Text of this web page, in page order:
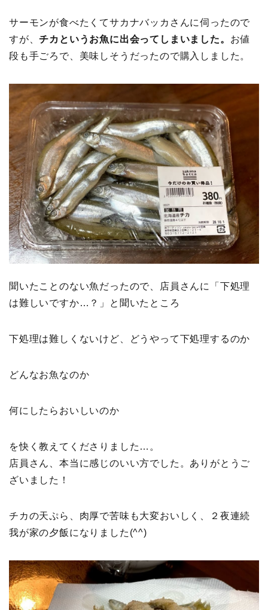
サーモンが食べたくてサカナバッカさんに伺ったので
すが、チカというお魚に出会ってしまいました。 お値
段も手ごろで、美味しそうだったので購入しました。
聞いたことのない魚だったので、店員さんに「下処理
は難しいですか…？」と聞いたところ
下処理は難しくないけど、どうやって下処理するのか
どんなお魚なのか
何にしたらおいしいのか
を快く教えてくださりました…。
店員さん、本当に感じのいい方でした。ありがとうご
ざいました！
チカの天ぷら、肉厚で苦味も大変おいしく、２夜連続
我が家の夕飯になりました(^^)